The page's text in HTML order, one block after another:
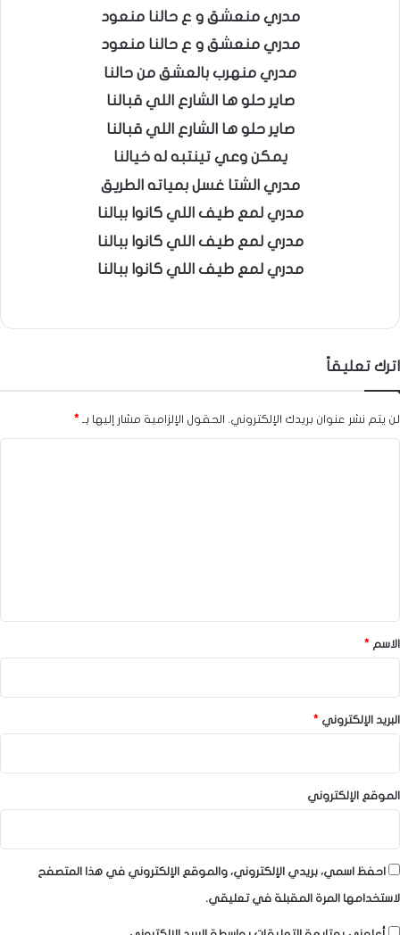
مدري منعشق و ع حالنا منعود
مدري منعشق و ع حالنا منعود
مدري منهرب بالعشق من حالنا
صاير حلو ها الشارع اللي قبالنا
صاير حلو ها الشارع اللي قبالنا
يمكن وعي تينتبه له خيالنا
مدري الشتا غسل بمياته الطريق
مدري لمع طيف اللي كانوا ببالنا
مدري لمع طيف اللي كانوا ببالنا
مدري لمع طيف اللي كانوا ببالنا
اترك تعليقاً
لن يتم نشر عنوان بريدك الإلكتروني. الحقول الإلزامية مشار إليها بـ *
*الاسم *
البريد الإلكتروني *
الموقع الإلكتروني
احفظ اسمي، بريدي الإلكتروني، والموقع الإلكتروني في هذا المتصفح
لاستخدامها المرة المقبلة في تعليقي.